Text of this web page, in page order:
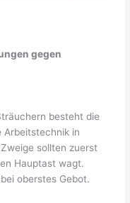
gegen
besteht die
Arbeitstechnik in
sollten zuerst
Hauptast wagt.
oberstes Gebot.